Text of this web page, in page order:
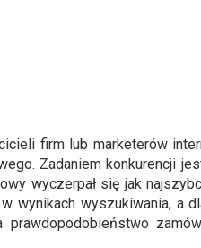
firm lub marketerów
Zadaniem konkurencji
wyczerpał się jak
wynikach wyszukiwania, a